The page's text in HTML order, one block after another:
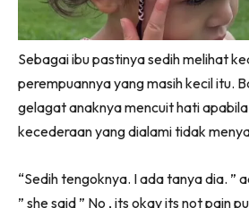
Sebagai ibu pastinya sedih melihat
perempuannya yang masih kecil itu.
gelagat anaknya mencuit hati
kecederaan yang dialami tidak
“Sedih tengoknya. I ada tanya dia. ”
” she said ” No , its okay its not pain